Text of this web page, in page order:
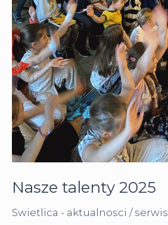
Nasze talenty 2025
Swietlica - aktualnosci / serwis